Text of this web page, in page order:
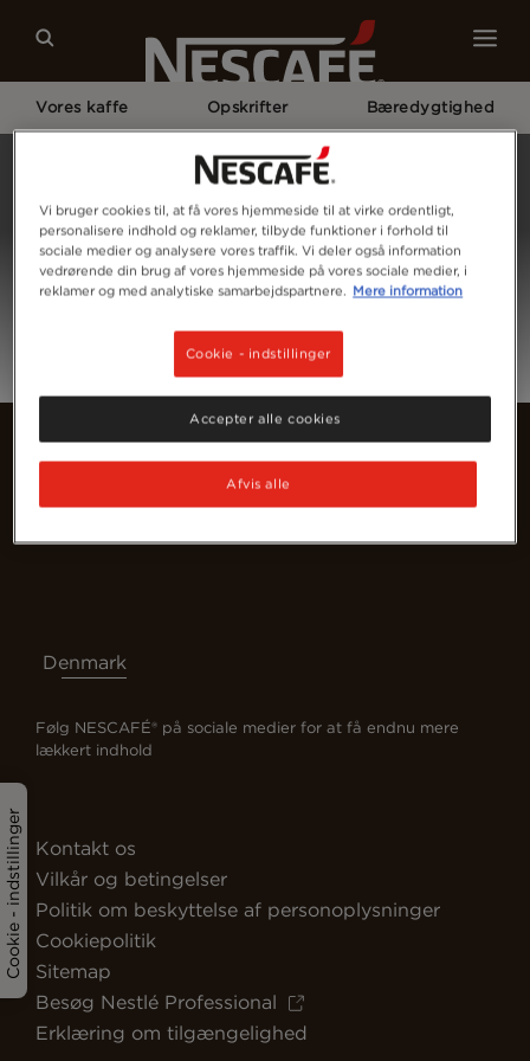
Vores kaffe Opskrifter Bæredygtighed
Log Ind
Cookie - indstillinger
Denmark
Følg NESCAFÉ® på sociale medier for at få endnu mere
lækkert indhold
Kontakt os
Vilkår og betingelser
Politik om beskyttelse af personoplysninger
Cookiepolitik
Sitemap
Besøg Nestlé Professional
Erklæring om tilgængelighed
Vi bruger cookies til, at få vores hjemmeside til at virke ordentligt,
personalisere indhold og reklamer, tilbyde funktioner i forhold til
sociale medier og analysere vores traffik. Vi deler også information
vedrørende din brug af vores hjemmeside på vores sociale medier, i
reklamer og med analytiske samarbejdspartnere. Mere information
Cookie - indstillinger
Afvis alle
Accepter alle cookies